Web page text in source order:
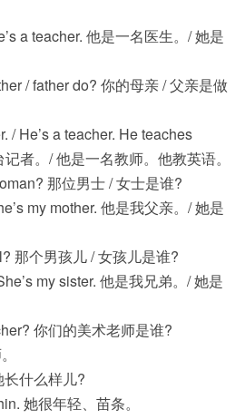
a teacher. 他是一名医生。/ 她是
/ father do? 你的母亲 / 父亲是做
He’s a teacher. He teaches
者。/ 他是一名教师。他教英语。
那位男士 / 女士是谁?
my mother. 他是我父亲。/ 她是
那个男孩儿 / 女孩儿是谁?
my sister. 他是我兄弟。/ 她是
你们的美术老师是谁?
什么样儿?
她很年轻、苗条。